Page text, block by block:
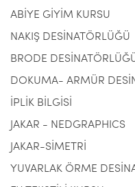
ABİYE GİYİM KURSU
NAKIŞ DESİNATÖRLÜĞÜ
BRODE
DOKUMA- ARMÜR
İPLİK BİLGİSİ
JAKAR - NEDGRAPHICS
JAKAR-SİMETRİ
YUVARLAK ÖRME